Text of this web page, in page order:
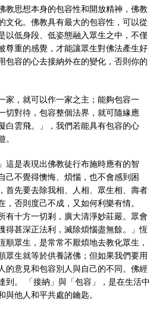
教思想本身的包容性和開放精神，佛教
文化。佛教具有最大的包容性，可以從
以低身段、低姿態融入眾生之中，不僅
尊重的感覺，才能讓眾生對佛法產生好
包容的心去接納外在的變化，否則你的
家，就可以作一家之主；能夠包容一
切對待，包容整個法界，就可隨緣應
白雲飛。」，我們若能具有包容的心
這是表現出佛教徒行布施時應有的智
己不覺得懊悔、煩惱，也不會感到困
首先要去除我相、人相、眾生相、壽者
否則度己不成，又如何利樂有情。
有十方一切剎，廣大清淨妙莊嚴。眾會
得甚深正法利，滅除煩惱盡無餘。」恆
眾生，是常常不厭煩地去教化眾生，
眾生就等於供養諸佛；但如果我們要用
的意見和包容別人與自己的不同。佛經
到。 「接納」與「包容」，是在生活中
他人和平共處的鑰匙。